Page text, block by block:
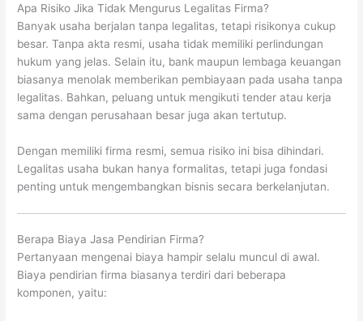
Apa Risiko Jika Tidak Mengurus Legalitas Firma?
Banyak usaha berjalan tanpa legalitas, tetapi risikonya cukup
besar. Tanpa akta resmi, usaha tidak memiliki perlindungan
hukum yang jelas. Selain itu, bank maupun lembaga keuangan
biasanya menolak memberikan pembiayaan pada usaha tanpa
legalitas. Bahkan, peluang untuk mengikuti tender atau kerja
sama dengan perusahaan besar juga akan tertutup.
Dengan memiliki firma resmi, semua risiko ini bisa dihindari.
Legalitas usaha bukan hanya formalitas, tetapi juga fondasi
penting untuk mengembangkan bisnis secara berkelanjutan.
Berapa Biaya Jasa Pendirian Firma?
Pertanyaan mengenai biaya hampir selalu muncul di awal.
Biaya pendirian firma biasanya terdiri dari beberapa
komponen, yaitu: